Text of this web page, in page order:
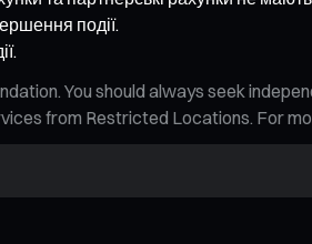
події.
You should always seek
from Restricted Locations. For